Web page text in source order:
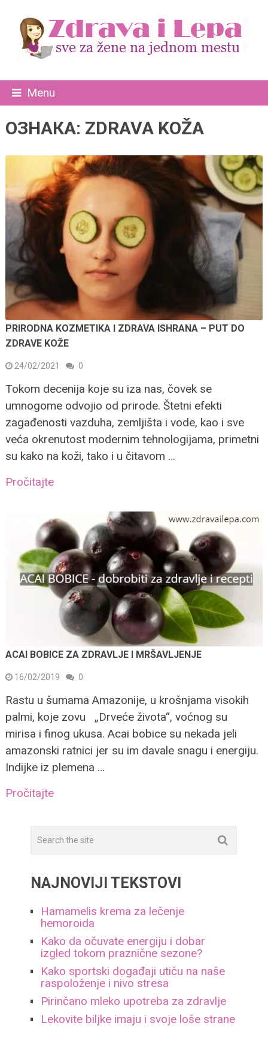
Menu
ОЗНАКА: ZDRAVA KOŽA
PRIRODNA KOZMETIKA I ZDRAVA ISHRANA – PUT DO
ZDRAVE KOŽE
24/02/2021 0
Tokom decenija koje su iza nas, čovek se
umnogome odvojio od prirode. Štetni efekti
zagađenosti vazduha, zemljišta i vode, kao i sve
veća okrenutost modernim tehnologijama, primetni
su kako na koži, tako i u čitavom …
Pročitajte
ACAI BOBICE ZA ZDRAVLJE I MRŠAVLJENJE
16/02/2019 0
Rastu u šumama Amazonije, u krošnjama visokih
palmi, koje zovu „Drveće života“, voćnog su
mirisa i finog ukusa. Acai bobice su nekada jeli
amazonski ratnici jer su im davale snagu i energiju.
Indijke iz plemena …
Pročitajte
NAJNOVIJI TEKSTOVI
Hamamelis krema za lečenje
hemoroida
Kako da očuvate energiju i dobar
izgled tokom praznične sezone?
Kako sportski događaji utiču na naše
raspoloženje i nivo stresa
Pirinčano mleko upotreba za zdravlje
Lekovite biljke imaju i svoje loše strane